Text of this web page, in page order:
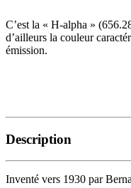
C’est la « H-alpha »
d’ailleurs la couleur
émission.
Description
Inventé vers 1930 par